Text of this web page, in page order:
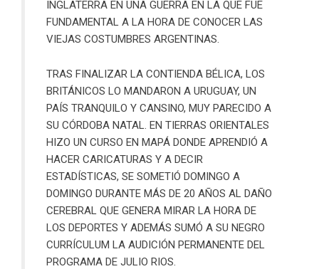
INGLATERRA EN UNA GUERRA EN LA QUE FUE
FUNDAMENTAL A LA HORA DE CONOCER LAS
VIEJAS COSTUMBRES ARGENTINAS.
TRAS FINALIZAR LA CONTIENDA BÉLICA, LOS
BRITÁNICOS LO MANDARON A URUGUAY, UN
PAÍS TRANQUILO Y CANSINO, MUY PARECIDO A
SU CÓRDOBA NATAL. EN TIERRAS ORIENTALES
HIZO UN CURSO EN MAPÁ DONDE APRENDIÓ A
HACER CARICATURAS Y A DECIR
ESTADÍSTICAS, SE SOMETIÓ DOMINGO A
DOMINGO DURANTE MÁS DE 20 AÑOS AL DAÑO
CEREBRAL QUE GENERA MIRAR LA HORA DE
LOS DEPORTES Y ADEMÁS SUMÓ A SU NEGRO
CURRÍCULUM LA AUDICIÓN PERMANENTE DEL
PROGRAMA DE JULIO RIOS.